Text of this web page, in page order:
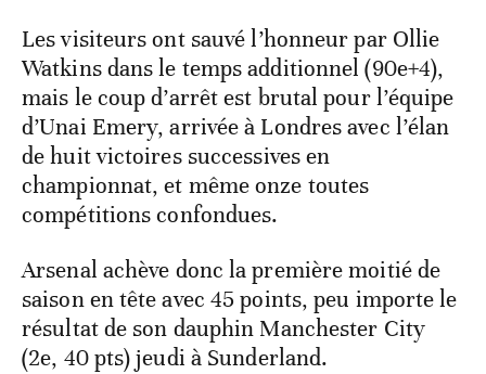
Les visiteurs ont sauvé l’honneur par Ollie
Watkins dans le temps additionnel (90e+4),
mais le coup d’arrêt est brutal pour l’équipe
d’Unai Emery, arrivée à Londres avec l’élan
de huit victoires successives en
championnat, et même onze toutes
compétitions confondues.
Arsenal achève donc la première moitié de
saison en tête avec 45 points, peu importe le
résultat de son dauphin Manchester City
(2e, 40 pts) jeudi à Sunderland.